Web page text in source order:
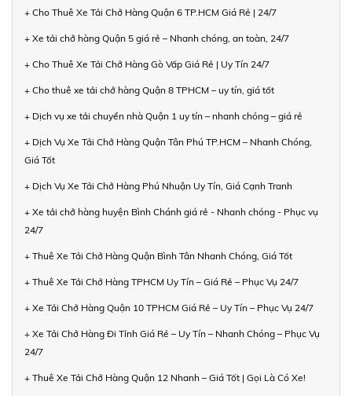
+ Cho Thuê Xe Tải Chở Hàng Quận 6 TP.HCM Giá Rẻ | 24/7
+ Xe tải chở hàng Quận 5 giá rẻ – Nhanh chóng, an toàn, 24/7
+ Cho Thuê Xe Tải Chở Hàng Gò Vấp Giá Rẻ | Uy Tín 24/7
+ Cho thuê xe tải chở hàng Quận 8 TPHCM – uy tín, giá tốt
+ Dịch vụ xe tải chuyển nhà Quận 1 uy tín – nhanh chóng – giá rẻ
+ Dịch Vụ Xe Tải Chở Hàng Quận Tân Phú TP.HCM – Nhanh Chóng,
Giá Tốt
+ Dịch Vụ Xe Tải Chở Hàng Phú Nhuận Uy Tín, Giá Cạnh Tranh
+ Xe tải chở hàng huyện Bình Chánh giá rẻ - Nhanh chóng - Phục vụ
24/7
+ Thuê Xe Tải Chở Hàng Quận Bình Tân Nhanh Chóng, Giá Tốt
+ Thuê Xe Tải Chở Hàng TPHCM Uy Tín – Giá Rẻ – Phục Vụ 24/7
+ Xe Tải Chở Hàng Quận 10 TPHCM Giá Rẻ – Uy Tín – Phục Vụ 24/7
+ Xe Tải Chở Hàng Đi Tỉnh Giá Rẻ – Uy Tín – Nhanh Chóng – Phục Vụ
24/7
+ Thuê Xe Tải Chở Hàng Quận 12 Nhanh – Giá Tốt | Gọi Là Có Xe!